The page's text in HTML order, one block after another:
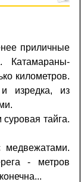
приличные
Катамараны-
километров.
изредка, из
тайга.
медвежатами.
- метров